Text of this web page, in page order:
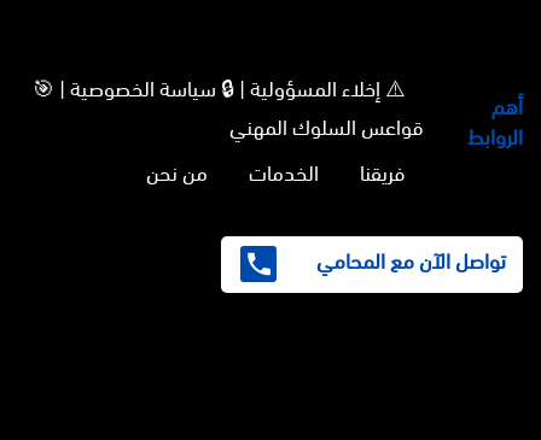
أهم
الروابط
⚠️ إخلاء المسؤولية | 🔒 سياسة الخصوصية | 🎯
قواعس السلوك المهني
فريقنا
الخدمات من نحن
تواصل الآن مع المحامي